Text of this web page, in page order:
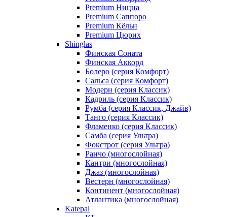
Premium Ницца
Premium Саппоро
Premium Кёльн
Premium Цюрих
Shinglas
Финская Соната
Финская Аккорд
Болеро (серия Комфорт)
Сальса (серия Комфорт)
Модерн (серия Классик)
Кадриль (серия Классик)
Румба (серия Классик, Джайв)
Танго (серия Классик)
Фламенко (серия Классик)
Самба (серия Ультра)
Фокстрот (серия Ультра)
Ранчо (многослойная)
Кантри (многослойная)
Джаз (многослойная)
Вестерн (многослойная)
Континент (многослойная)
Атлантика (многослойная)
Katepal